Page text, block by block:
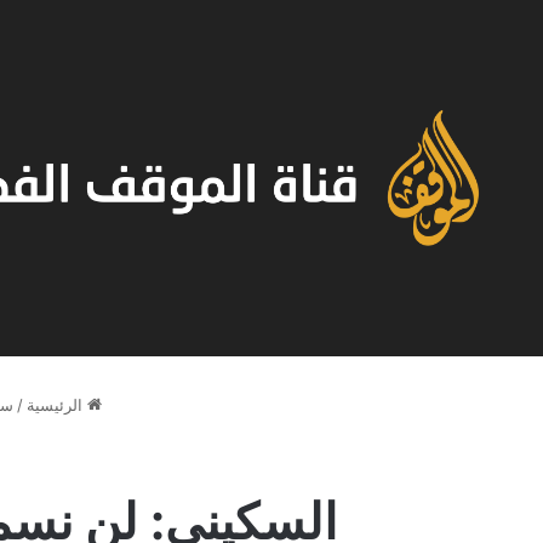
الرئيسية /
السكيني: لن